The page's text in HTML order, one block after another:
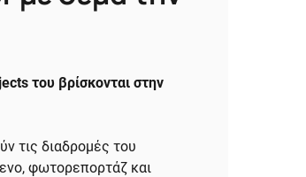
του βρίσκονται στην
τις διαδρομές του
φωτορεπορτάζ και